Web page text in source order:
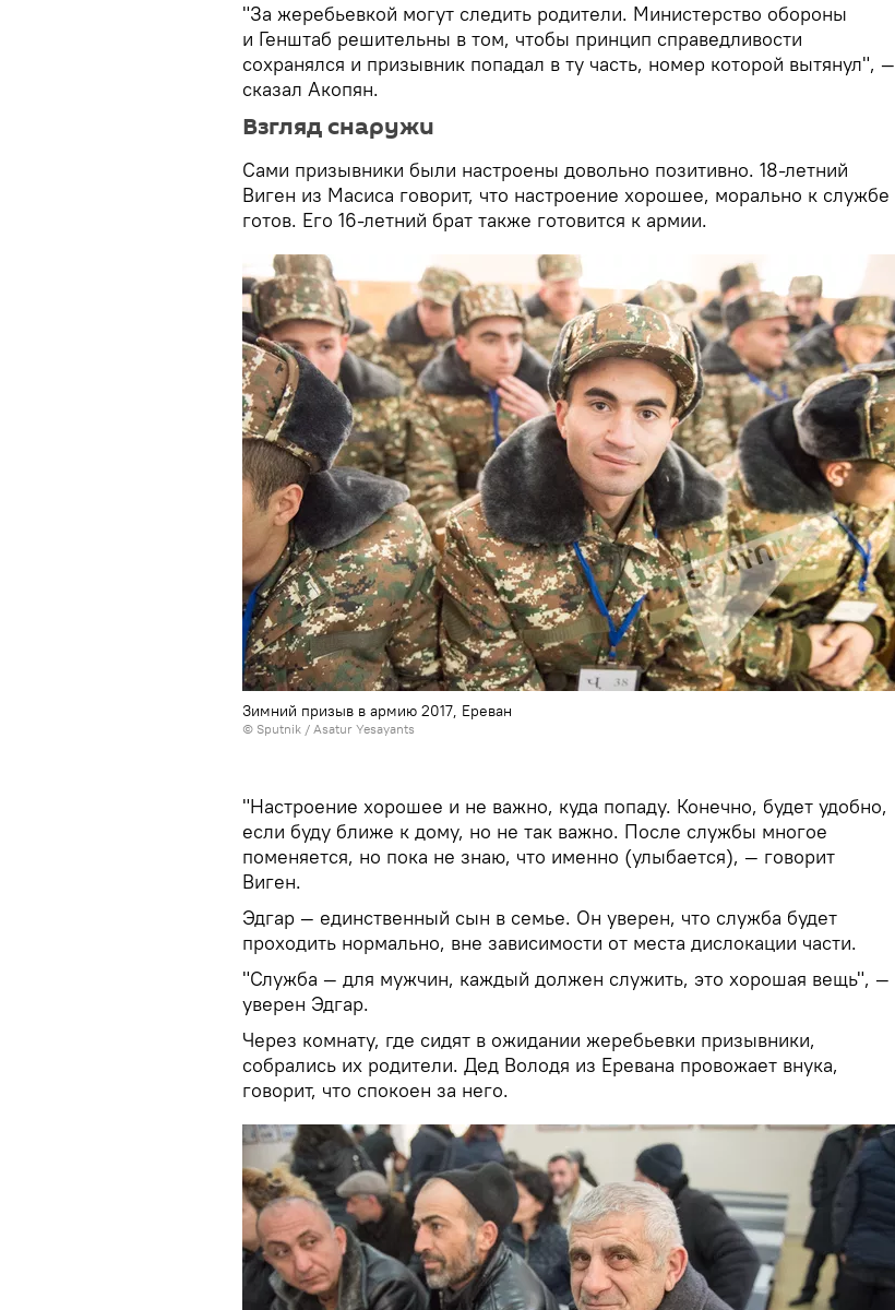
"За жеребьевкой могут следить родители. Министерство обороны
и Генштаб решительны в том, чтобы принцип справедливости
сохранялся и призывник попадал в ту часть, номер которой вытянул", —
сказал Акопян.
Взгляд снаружи
Сами призывники были настроены довольно позитивно. 18-летний
Виген из Масиса говорит, что настроение хорошее, морально к службе
готов. Его 16-летний брат также готовится к армии.
Зимний призыв в армию 2017, Ереван
© Sputnik / Asatur Yesayants
"Настроение хорошее и не важно, куда попаду. Конечно, будет удобно,
если буду ближе к дому, но не так важно. После службы многое
поменяется, но пока не знаю, что именно (улыбается), — говорит
Виген.
Эдгар — единственный сын в семье. Он уверен, что служба будет
проходить нормально, вне зависимости от места дислокации части.
"Служба — для мужчин, каждый должен служить, это хорошая вещь", —
уверен Эдгар.
Через комнату, где сидят в ожидании жеребьевки призывники,
собрались их родители. Дед Володя из Еревана провожает внука,
говорит, что спокоен за него.